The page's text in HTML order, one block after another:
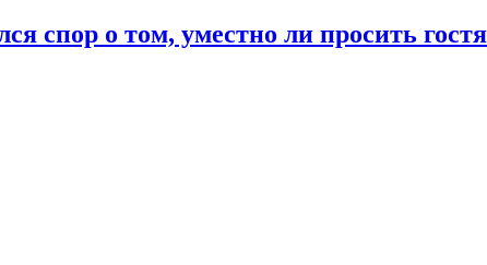
спор о том, уместно ли просить